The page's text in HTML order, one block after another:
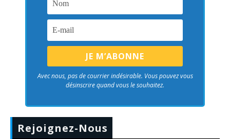
Avec nous, pas de courrier indésirable. Vous pouvez vous
désinscrire quand vous le souhaitez.
Rejoignez-Nous